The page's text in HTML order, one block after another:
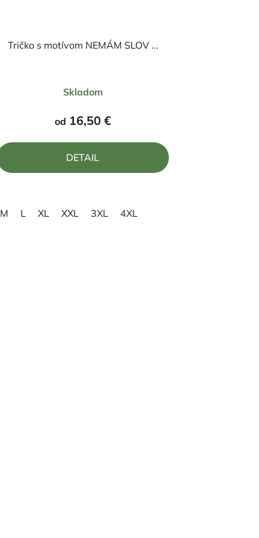
Tričko s motívom NEMÁM SLOV ...
hodnotenie
produktu
je
5,0
z
Skladom
od 16,50 €
DETAIL
M L XL XXL 3XL 4XL